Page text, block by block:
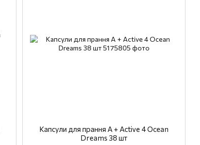
Капсули для прання A + Active 4 Ocean
Dreams 38 шт